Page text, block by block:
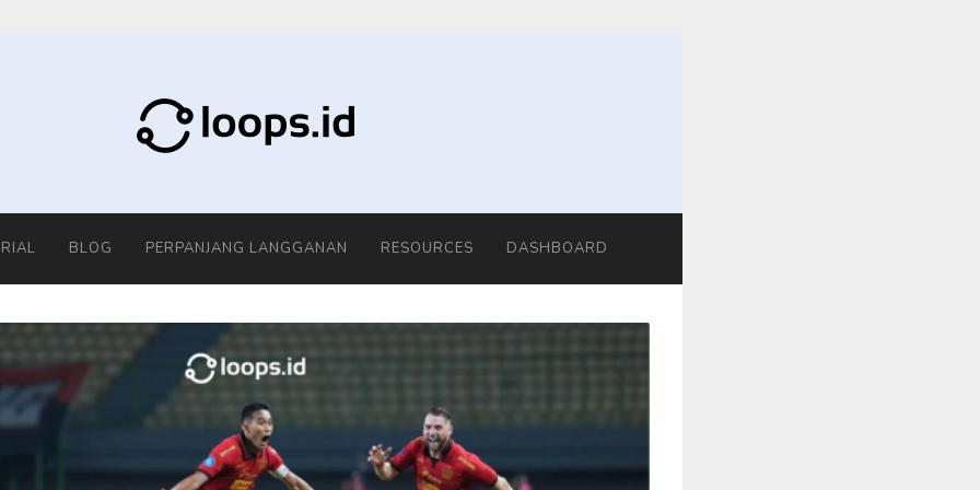
BLOG PERPANJANG LANGGANAN RESOURCES DASHBOARD